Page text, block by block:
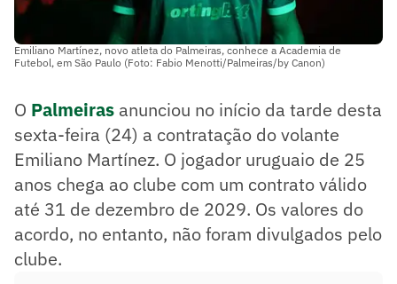
Emiliano Martínez, novo atleta do Palmeiras, conhece a Academia de
Futebol, em São Paulo (Foto: Fabio Menotti/Palmeiras/by Canon)
O Palmeiras anunciou no início da tarde desta
sexta-feira (24) a contratação do volante
Emiliano Martínez. O jogador uruguaio de 25
anos chega ao clube com um contrato válido
até 31 de dezembro de 2029. Os valores do
acordo, no entanto, não foram divulgados pelo
clube.